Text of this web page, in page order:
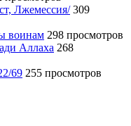
Лжемессия/ 309
воинам 298 просмотров
Аллаха 268
69 255 просмотров